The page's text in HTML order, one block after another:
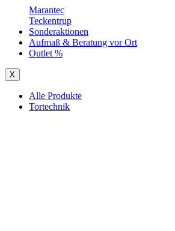
Marantec
Teckentrup
Sonderaktionen
Aufmaß & Beratung vor Ort
Outlet %
X
Alle Produkte
Tortechnik